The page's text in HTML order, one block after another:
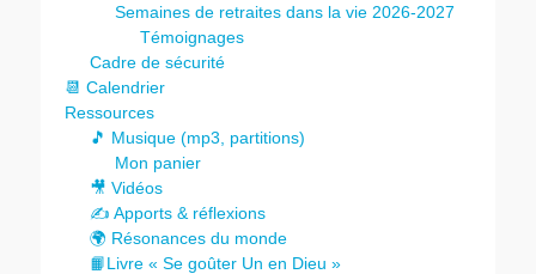
Semaines de retraites dans la vie 2026-2027
Témoignages
Cadre de sécurité
📆 Calendrier
Ressources
🎵 Musique (mp3, partitions)
Mon panier
🎥 Vidéos
✍️ Apports & réflexions
🌍 Résonances du monde
📙Livre « Se goûter Un en Dieu »